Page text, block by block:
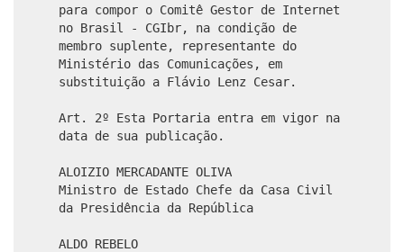
para compor o Comitê Gestor de Internet
no Brasil - CGIbr, na condição de
membro suplente, representante do
Ministério das Comunicações, em
substituição a Flávio Lenz Cesar.
Art. 2º Esta Portaria entra em vigor na
data de sua publicação.
ALOIZIO MERCADANTE OLIVA
Ministro de Estado Chefe da Casa Civil
da Presidência da República
ALDO REBELO